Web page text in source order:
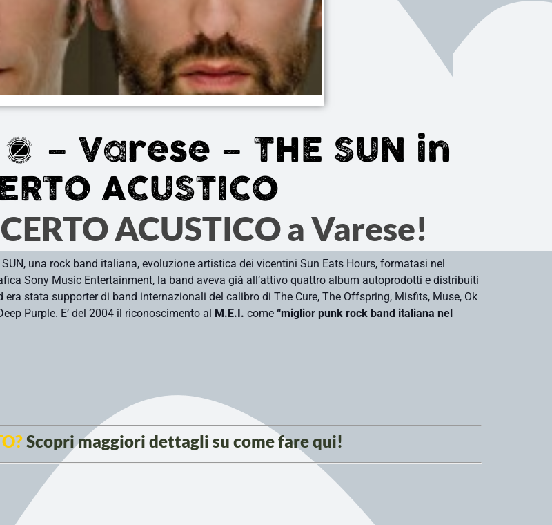
– Varese – THE SUN in
ACUSTICO
ACUSTICO a Varese!
una rock band italiana, evoluzione artistica dei vicentini Sun Eats Hours, formatasi nel
Sony Music Entertainment, la band aveva già all’attivo quattro album autoprodotti e distribuiti
era stata supporter di band internazionali del calibro di The Cure, The Offspring, Misfits, Muse, Ok
Purple. E’ del 2004 il riconoscimento al
M.E.I. come “miglior punk rock band italiana nel
Scopri maggiori dettagli su come farequi!